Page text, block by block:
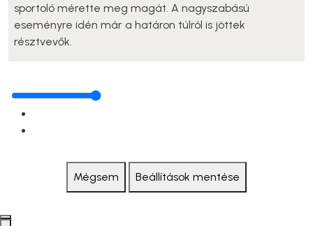
sportoló mérette meg magát. A nagyszabású
eseményre idén már a határon túlról is jöttek
résztvevők.
Mégsem Beállítások mentése